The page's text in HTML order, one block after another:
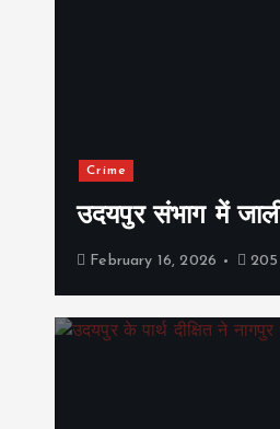
Crime
उदयपुर संभाग में
February 16, 2026 205